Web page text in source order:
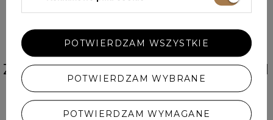
ZAINSPIRUJ SIĘ STYLIZACJAMI
Z INSTAGRAMA
POTWIERDZAM WYBRANE
POTWIERDZAM WYMAGANE
POTWIERDZAM WSZYSTKIE